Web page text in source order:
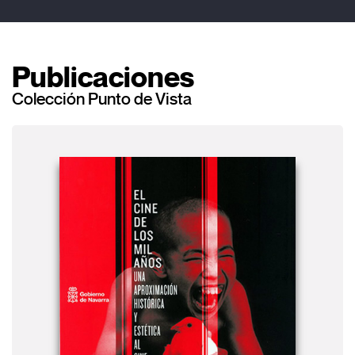
Publicaciones
Colección Punto de Vista